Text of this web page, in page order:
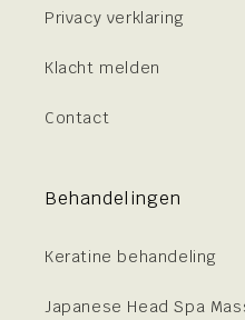
Privacy verklaring
Klacht melden
Contact
Behandelingen
Keratine behandeling
Japanese Head Spa